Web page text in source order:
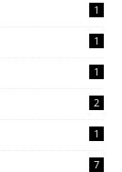
1
1
1
2
1
7